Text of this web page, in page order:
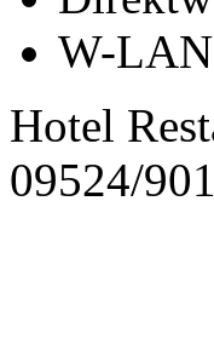
W-LAN
Hotel
09524/